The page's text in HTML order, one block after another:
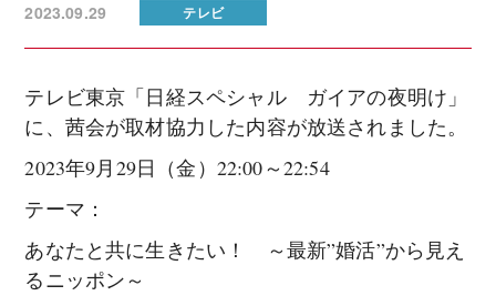
2023.09.29 テレビ
テレビ東京「日経スペシャル ガイアの夜明け」
に、茜会が取材協力した内容が放送されました。
2023年9月29日（金）22:00～22:54
テーマ：
あなたと共に生きたい！ ～最新”婚活”から見え
るニッポン～